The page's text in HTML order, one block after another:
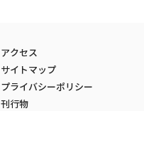
アクセス
サイトマップ
プライバシーポリシー
刊行物